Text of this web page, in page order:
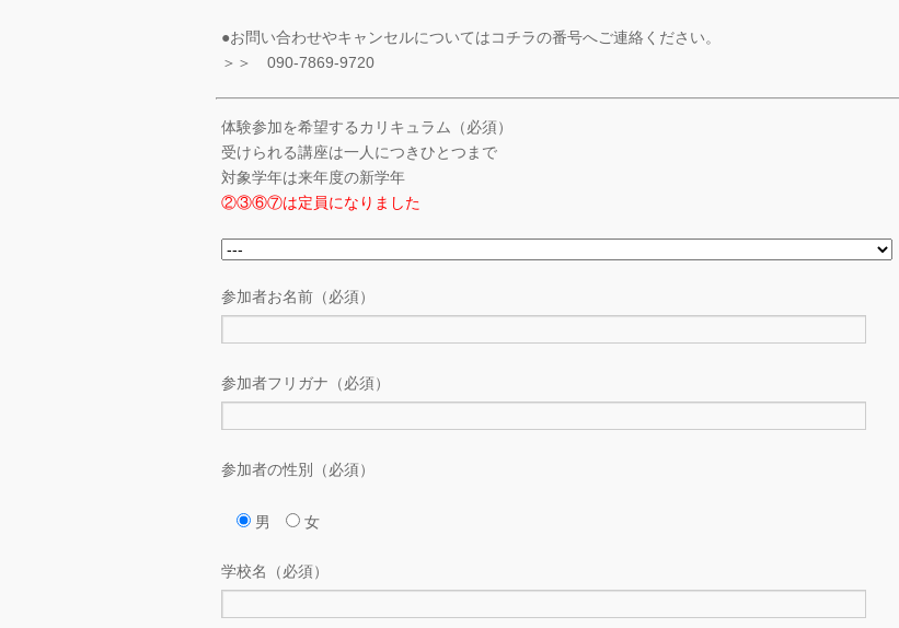
●お問い合わせやキャンセルについてはコチラの番号へご連絡ください。
＞＞ 090-7869-9720
体験参加を希望するカリキュラム（必須）
受けられる講座は一人につきひとつまで
対象学年は来年度の新学年
②③⑥⑦は定員になりました
参加者お名前（必須）
参加者フリガナ（必須）
参加者の性別（必須）
男 女
学校名（必須）